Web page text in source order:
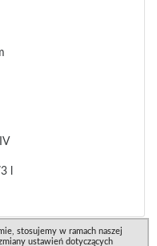
l
stosujemy w ramach naszej
ustawień dotyczących